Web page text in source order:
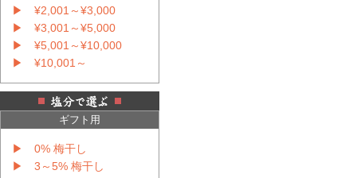
▶ ¥2,001～¥3,000
▶ ¥3,001～¥5,000
▶ ¥5,001～¥10,000
▶ ¥10,001～
ギフト用
▶ 0% 梅干し
▶ 3～5% 梅干し